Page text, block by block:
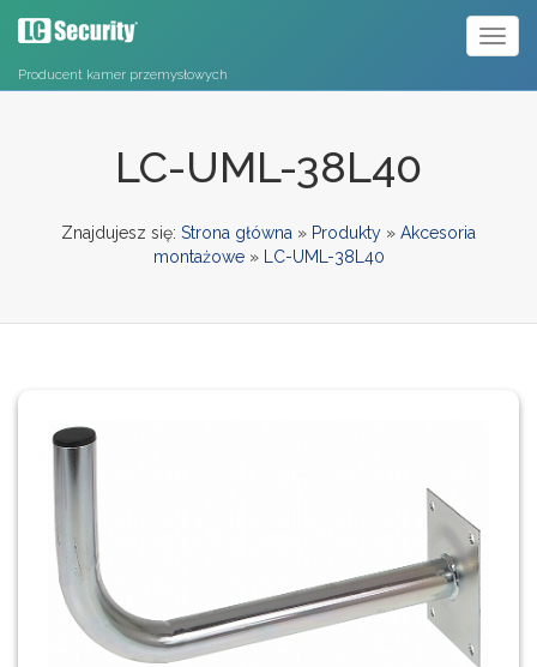
Producent kamer przemysłowych
LC-UML-38L40
Znajdujesz się: Strona główna » Produkty » Akcesoria
montażowe» LC-UML-38L40